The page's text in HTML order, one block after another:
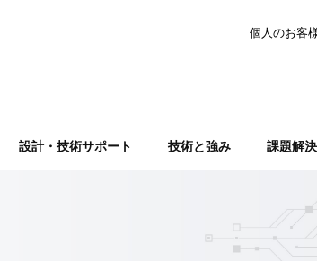
個人のお客
設計・技術サポート 技術と強み 課題解